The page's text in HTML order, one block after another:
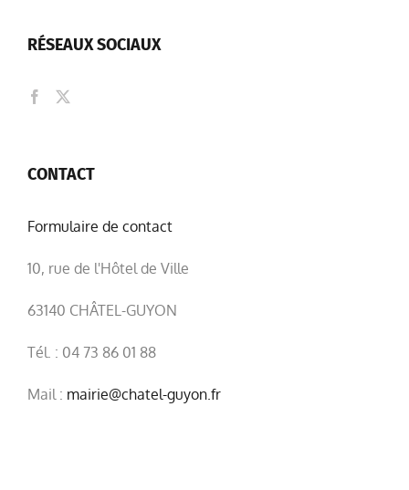
RÉSEAUX SOCIAUX
CONTACT
Formulaire de contact
10, rue de l'Hôtel de Ville
63140 CHÂTEL-GUYON
Tél. : 04 73 86 01 88
Mail : mairie@chatel-guyon.fr